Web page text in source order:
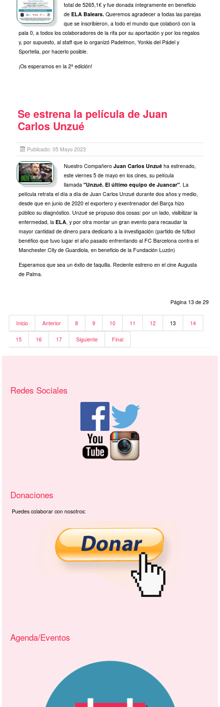
total de 5265,1€ y fue donada íntegramente en beneficio
de ELA Balears.Queremos agradecer a todas las parejas
que se inscribieron, a todo el mundo que colaboró con la
pala 0, a todos los colaboradores de la rifa por su aportación y por los regalos
y, por supuesto, al staff que lo organizó Padelmon, Yonkis del Pádel y
Sportelia, por hacerlo posible.
¡Os esperamos en la 2ª edición!
Se estrena la película de Juan
Carlos Unzué
Publicado: 05 Mayo 2023
Nuestro Compañero Juan Carlos Unzuéha estrenado,
este viernes 5 de mayo en los cines, su película
llamada "Unzué. El último equipo de Juancar". La
película retrata el día a día de Juan Carlos Unzué durante dos años y medio,
desde que en junio de 2020 el exportero y exentrenador del Barça hizo
público su diagnóstico. Unzué se propuso dos cosas: por un lado, visibilizar la
enfermedad, laELA, y por otra montar un gran evento para recaudar la
mayor cantidad de dinero para dedicarlo a la investigación (partido de fútbol
benéfico que tuvo lugar el año pasado enfrentando al FC Barcelona contra el
Manchester City de Guardiola, en beneficio de la Fundación Luzón)
Esperamos que sea un éxito de taquilla. Reciente estreno en el cine Augusta
de Palma.
Página 13 de 29
Inicio Anterior 8 9 10 11 12 13 14
15 16 17 Siguiente Final
Redes Sociales
Donaciones
Puedes colaborar con nosotros:
Agenda/Eventos